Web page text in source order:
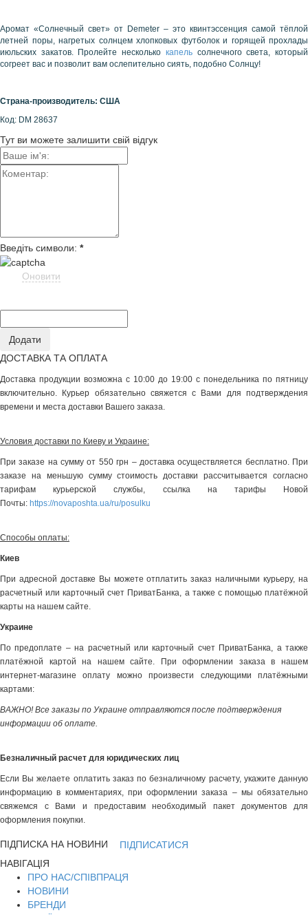
Аромат «Солнечный свет» от Demeter – это квинтэссенция самой тёплой
летней поры, нагретых солнцем хлопковых футболок и горящей прохлады
июльских закатов. Пролейте несколько капельсолнечного света, который
согреет вас и позволит вам ослепительно сиять, подобно Солнцу!
Страна-производитель: США
Код: DM 28637
Тут ви можете залишити свій відгук
Введіть символи: *
Оновити
ДОСТАВКА ТА ОПЛАТА
Доставка продукции возможна с 10:00 до 19:00 с понедельника по пятницу
включительно. Курьер обязательно свяжется с Вами для подтверждения
времени и места доставки Вашего заказа.
Условия доставки по Киеву и Украине:
При заказе на сумму от 550 грн – доставка осуществляется бесплатно. При
заказе на меньшую сумму стоимость доставки рассчитывается согласно
тарифам курьерской службы, ссылка на тарифы Новой
Почты: https://novaposhta.ua/ru/posulku
Способы оплаты:
Киев
При адресной доставке Вы можете отплатить заказ наличными курьеру, на
расчетный или карточный счет ПриватБанка, а также с помощью платёжной
карты на нашем сайте.
Украине
По предоплате – на расчетный или карточный счет ПриватБанка, а также
платёжной картой на нашем сайте. При оформлении заказа в нашем
интернет-магазине оплату можно произвести следующими платёжными
картами:
ВАЖНО! Все заказы по Украине отправляются после подтверждения
информации об оплате.
Безналичный расчет для юридических лиц
Если Вы желаете оплатить заказ по безналичному расчету, укажите данную
информацию в комментариях, при оформлении заказа – мы обязательно
свяжемся с Вами и предоставим необходимый пакет документов для
оформления покупки.
ПІДПИСКА НА НОВИНИ
ПІДПИСАТИСЯ
НАВІГАЦІЯ
ПРО НАС/СПІВПРАЦЯ
НОВИНИ
БРЕНДИ